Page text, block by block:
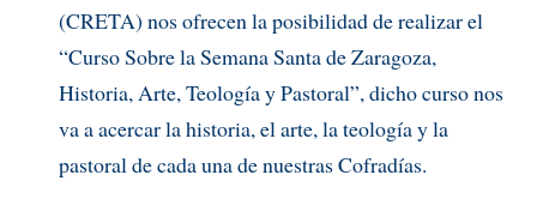
(CRETA) nos ofrecen la posibilidad de realizar el
“Curso Sobre la Semana Santa de Zaragoza,
Historia, Arte, Teología y Pastoral”, dicho curso nos
va a acercar la historia, el arte, la teología y la
pastoral de cada una de nuestras Cofradías.